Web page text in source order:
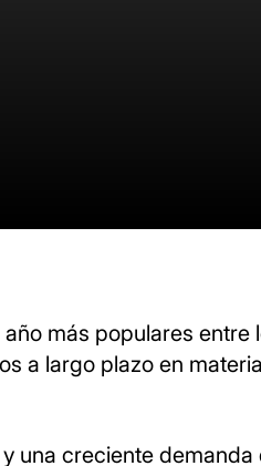
más populares entre
a largo plazo en
una creciente